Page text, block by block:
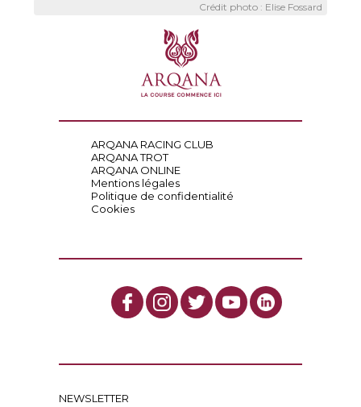
Crédit photo : Elise Fossard
ARQANA RACING CLUB
ARQANA TROT
ARQANA ONLINE
Mentions légales
Politique de confidentialité
Cookies
NEWSLETTER